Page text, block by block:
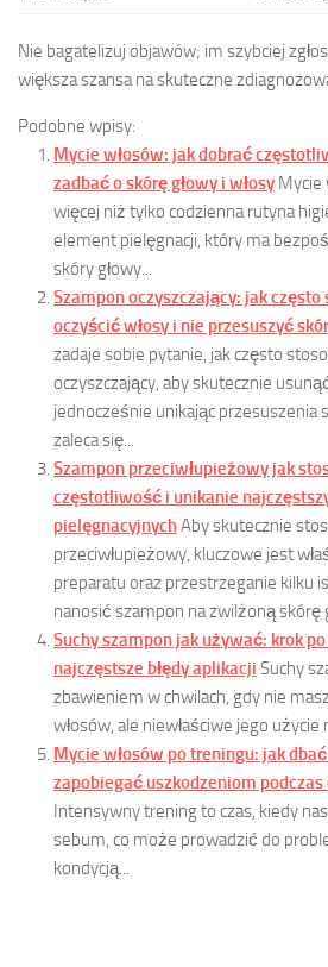
Nie bagatelizuj objawów; im szybciej
większa szansa na skuteczne
Podobne wpisy:
Mycie włosów: jak dobrać
zadbać o skórę głowy i włosy Mycie
więcej niż tylko codzienna rutyna
element pielęgnacji, który ma
skóry głowy...
Szampon oczyszczający: jak
oczyścić włosy i nie przesuszyć
zadaje sobie pytanie, jak często
oczyszczający, aby skutecznie
jednocześnie unikając przesuszenia
zaleca się...
Szampon przeciwłupieżowy jak
częstotliwość i unikanie
pielęgnacyjnychAby skutecznie
przeciwłupieżowy, kluczowe jest
preparatu oraz przestrzeganie kilku
nanosić szampon na zwilżoną skórę
Suchy szampon jak używać: krok
najczęstsze błędy aplikacji Suchy
zbawieniem w chwilach, gdy nie
włosów, ale niewłaściwe jego
Mycie włosów po treningu: jak dbać
zapobiegać uszkodzeniom
Intensywny trening to czas, kiedy
sebum, co może prowadzić do
kondycją...